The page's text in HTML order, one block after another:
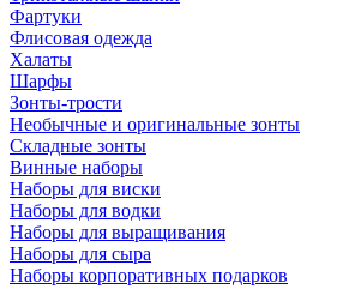
Фартуки
Флисовая одежда
Халаты
Шарфы
Зонты-трости
Необычные и оригинальные зонты
Складные зонты
Винные наборы
Наборы для виски
Наборы для водки
Наборы для выращивания
Наборы для сыра
Наборы корпоративных подарков